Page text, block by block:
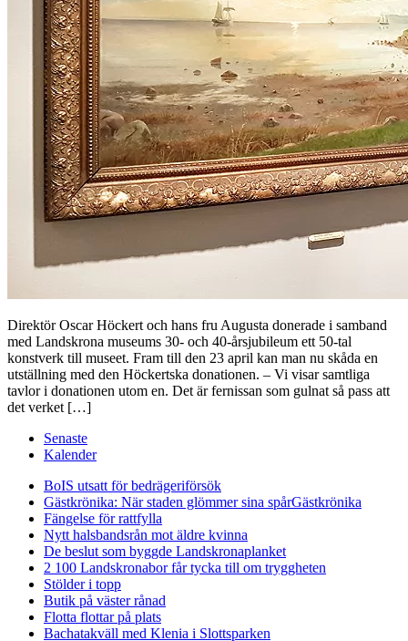
Direktör Oscar Höckert och hans fru Augusta donerade i samband
med Landskrona museums 30- och 40-årsjubileum ett 50-tal
konstverk till museet. Fram till den 23 april kan man nu skåda en
utställning med den Höckertska donationen. – Vi visar samtliga
tavlor i donationen utom en. Det är fernissan som gulnat så pass att
det verket […]
Senaste
Kalender
BoIS utsatt för bedrägeriförsök
Gästkrönika: När staden glömmer sina spårGästkrönika
Fängelse för rattfylla
Nytt halsbandsrån mot äldre kvinna
De beslut som byggde Landskronaplanket
2 100 Landskronabor får tycka till om tryggheten
Stölder i topp
Butik på väster rånad
Flotta flottar på plats
Bachatakväll med Klenia i Slottsparken